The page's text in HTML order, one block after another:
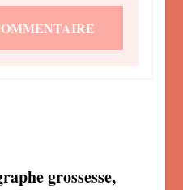
grossesse,